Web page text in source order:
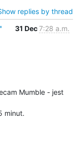
replies by thread
31 Dec7:28 a.m.
Mumble - jest
minut.